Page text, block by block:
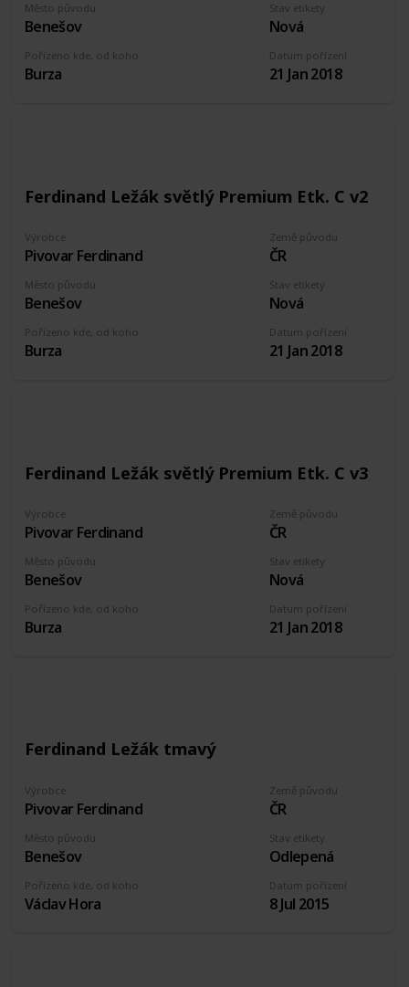
Pořízeno kde, od koho
Burza
Stav etikety
Nová
Datum pořízení
21 Jan 2018
Město původu
Benešov
Ferdinand Ležák světlý Premium Etk. C v2
Výrobce
Pivovar Ferdinand
Země původu
ČR
Pořízeno kde, od koho
Burza
Stav etikety
Nová
Datum pořízení
21 Jan 2018
Město původu
Benešov
Ferdinand Ležák světlý Premium Etk. C v3
Výrobce
Pivovar Ferdinand
Země původu
ČR
Pořízeno kde, od koho
Burza
Stav etikety
Nová
Datum pořízení
21 Jan 2018
Město původu
Benešov
Ferdinand Ležák tmavý
Výrobce
Pivovar Ferdinand
Země původu
ČR
Pořízeno kde, od koho
Václav Hora
Stav etikety
Odlepená
Datum pořízení
8 Jul 2015
Město původu
Benešov